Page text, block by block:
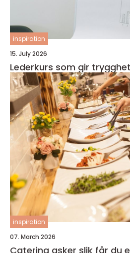
inspiration
15. July 2026
Lederkurs som gir
inspiration
07. March 2026
Catering asker slik får du et vellykket selskap